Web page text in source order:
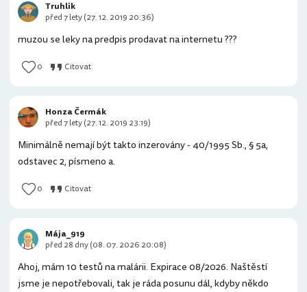
muzou se leky na predpis prodavat na internetu ???
0 Citovat
Truhlik
před 7 lety (27. 12. 2019 20:36)
Minimálně nemají být takto inzerovány - 40/1995 Sb., § 5a,
odstavec 2, písmeno a.
0 Citovat
Honza Čermák
před 7 lety (27. 12. 2019 23:19)
Ahoj, mám 10 testů na malárii. Expirace 08/2026. Naštěstí
jsme je nepotřebovali, tak je ráda posunu dál, kdyby někdo
Mája_919
před 28 dny (08. 07. 2026 20:08)